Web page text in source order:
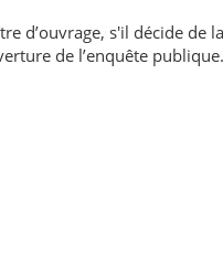
d’ouvrage, s'il décide
de l’enquête